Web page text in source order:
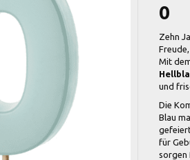
0
Zehn
Mit
und
Die
Blau
für
sorgen